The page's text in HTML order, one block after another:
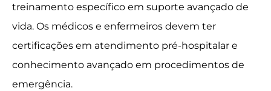
treinamento específico em suporte avançado de
vida. Os médicos e enfermeiros devem ter
certificações em atendimento pré-hospitalar e
conhecimento avançado em procedimentos de
emergência.